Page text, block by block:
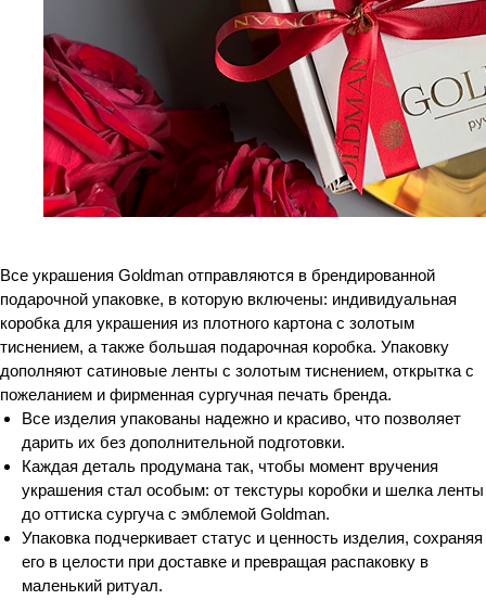
Все украшения Goldman отправляются в брендированной
подарочной упаковке, в которую включены: индивидуальная
коробка для украшения из плотного картона с золотым
тиснением, а также большая подарочная коробка. Упаковку
дополняют сатиновые ленты с золотым тиснением, открытка с
пожеланием и фирменная сургучная печать бренда.
Все изделия упакованы надежно и красиво, что позволяет
дарить их без дополнительной подготовки.
Каждая деталь продумана так, чтобы момент вручения
украшения стал особым: от текстуры коробки и шелка ленты
до оттиска сургуча с эмблемой Goldman.
Упаковка подчеркивает статус и ценность изделия, сохраняя
его в целости при доставке и превращая распаковку в
маленький ритуал.